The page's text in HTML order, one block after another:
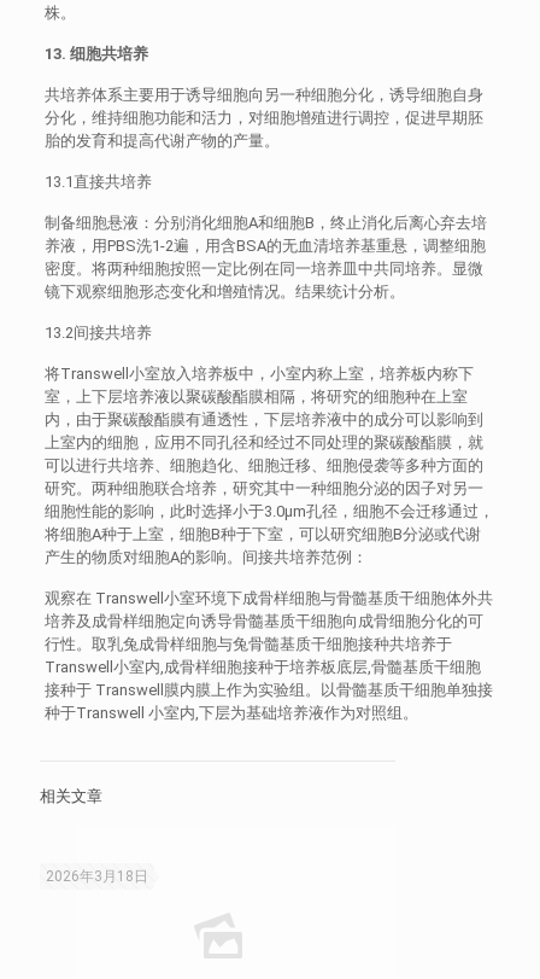
株。
13. 细胞共培养
共培养体系主要用于诱导细胞向另一种细胞分化，诱导细胞自身
分化，维持细胞功能和活力，对细胞增殖进行调控，促进早期胚
胎的发育和提高代谢产物的产量。
13.1直接共培养
制备细胞悬液：分别消化细胞A和细胞B，终止消化后离心弃去培
养液，用PBS洗1-2遍，用含BSA的无血清培养基重悬，调整细胞
密度。将两种细胞按照一定比例在同一培养皿中共同培养。显微
镜下观察细胞形态变化和增殖情况。结果统计分析。
13.2间接共培养
将Transwell小室放入培养板中，小室内称上室，培养板内称下
室，上下层培养液以聚碳酸酯膜相隔，将研究的细胞种在上室
内，由于聚碳酸酯膜有通透性，下层培养液中的成分可以影响到
上室内的细胞，应用不同孔径和经过不同处理的聚碳酸酯膜，就
可以进行共培养、细胞趋化、细胞迁移、细胞侵袭等多种方面的
研究。两种细胞联合培养，研究其中一种细胞分泌的因子对另一
细胞性能的影响，此时选择小于3.0μm孔径，细胞不会迁移通过，
将细胞A种于上室，细胞B种于下室，可以研究细胞B分泌或代谢
产生的物质对细胞A的影响。间接共培养范例：
观察在 Transwell小室环境下成骨样细胞与骨髓基质干细胞体外共
培养及成骨样细胞定向诱导骨髓基质干细胞向成骨细胞分化的可
行性。取乳兔成骨样细胞与兔骨髓基质干细胞接种共培养于
Transwell小室内,成骨样细胞接种于培养板底层,骨髓基质干细胞
接种于 Transwell膜内膜上作为实验组。以骨髓基质干细胞单独接
种于Transwell 小室内,下层为基础培养液作为对照组。
相关文章
2026年3月18日